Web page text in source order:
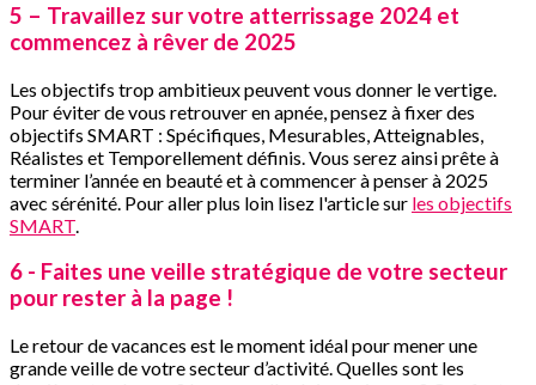
5 – Travaillez sur votre atterrissage 2024 et
commencez à rêver de 2025
Les objectifs trop ambitieux peuvent vous donner le vertige.
Pour éviter de vous retrouver en apnée, pensez à fixer des
objectifs SMART : Spécifiques, Mesurables, Atteignables,
Réalistes et Temporellement définis. Vous serez ainsi prête à
terminer l’année en beauté et à commencer à penser à 2025
avec sérénité. Pour aller plus loin lisez l'article sur les objectifs
SMART
6 - Faites une veille stratégique de votre secteur
pour rester à la page !
Le retour de vacances est le moment idéal pour mener une
grande veille de votre secteur d’activité. Quelles sont les